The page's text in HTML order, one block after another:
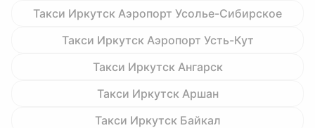
Такси Иркутск Аэропорт Усолье-Сибирское
Такси Иркутск Аэропорт Усть-Кут
Такси Иркутск Ангарск
Такси Иркутск Аршан
Такси Иркутск Байкал